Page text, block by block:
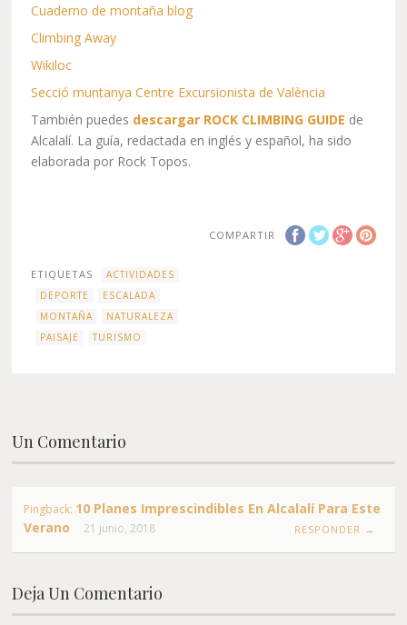
Cuaderno de montaña blog
Climbing Away
Wikiloc
Secció muntanya Centre Excursionista de València
También puedes descargar ROCK CLIMBING GUIDE de
Alcalalí. La guía, redactada en inglés y español, ha sido
elaborada por Rock Topos.
COMPARTIR
ETIQUETAS
ACTIVIDADES
DEPORTE
ESCALADA
MONTAÑA
NATURALEZA
PAISAJE
TURISMO
Un Comentario
Pingback: 10 Planes Imprescindibles En Alcalalí Para Este
Verano
21 junio, 2018 RESPONDER →
Deja Un Comentario